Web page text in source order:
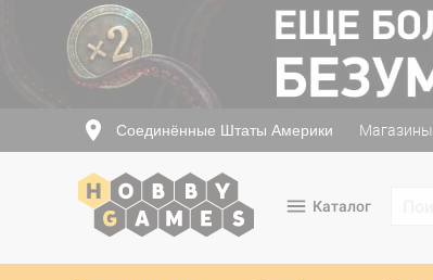
Соединённые Штаты Америки Магазины
Каталог